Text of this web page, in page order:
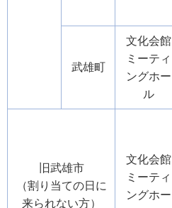
武雄町
文化会館
ミーティ
ングホー
ル
旧武雄市
（割り当ての日に
来られない方）
文化会館
ミーティ
ングホー